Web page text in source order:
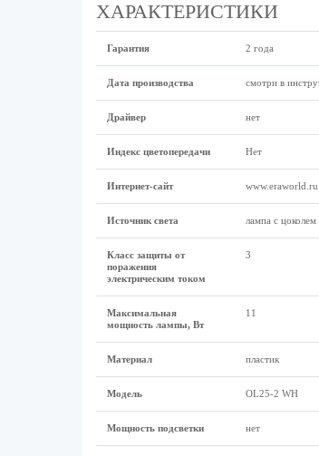
ХАРАКТЕРИСТИКИ
Гарантия 2 года
Дата производства смотри в
Драйвер нет
Индекс цветопередачи Нет
Интернет-сайт www.eraworld.ru
Источник света лампа с
Класс защиты от
поражения
электрическим током
3
Максимальная
мощность лампы, Вт
11
Материал пластик
Модель OL25-2 WH
Мощность подсветки нет